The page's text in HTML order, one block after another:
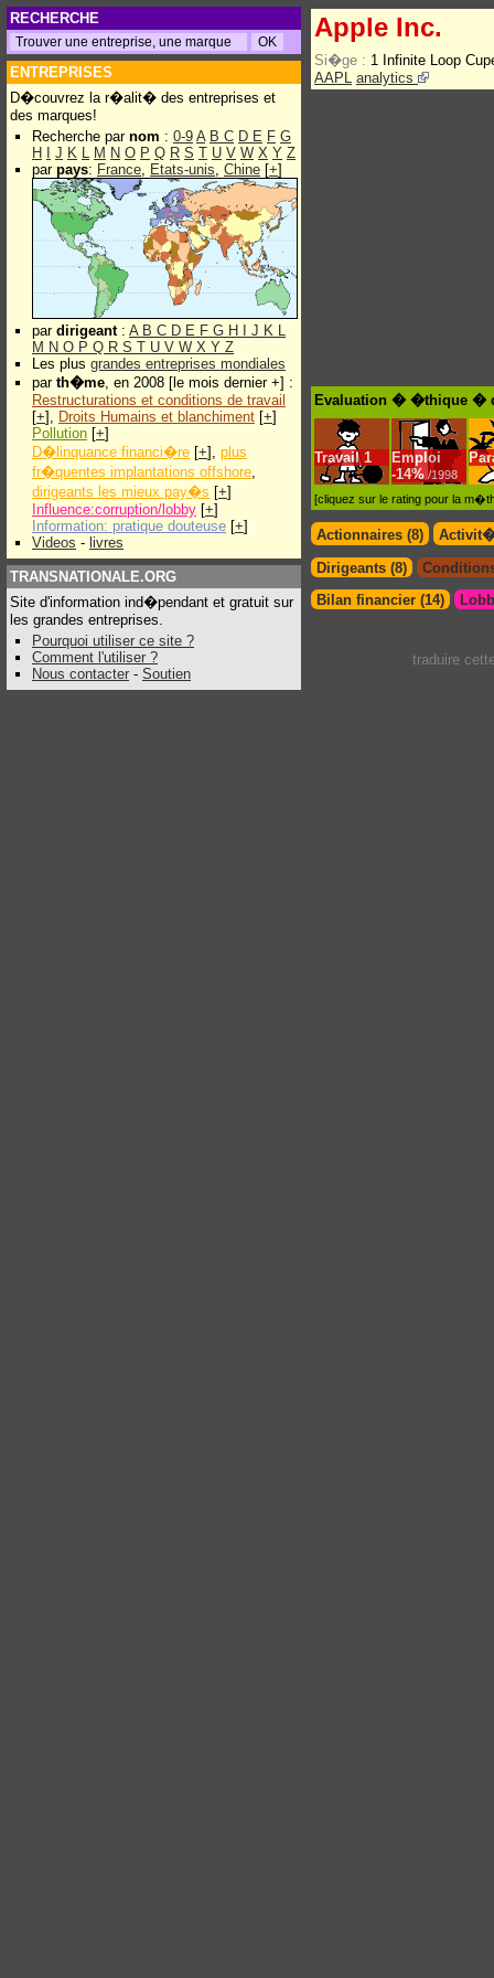
RECHERCHE
ENTREPRISES
D�couvrez la r�alit� des entreprises et
des marques!
Recherche par nom : 0-9 A B C D E F G
H
J K L M N O P Q R S T U V W X Y Z
par pays: France, Etats-unis, Chine [+]
par dirigeant: A B C D E F G H J K L
M N O P Q R S T U V W X Y Z
Les plus grandes entreprises mondiales
par th�me, en 2008 [le mois dernier +] :
Restructurations et conditions de travail
[+], Droits Humains et blanchiment [+]
Pollution [+]
D�linquance financi�re [+], plus
fr�quentes implantations offshore,
dirigeants les mieux pay�s [+]
Influence:corruption/lobby [+]
Information: pratique douteuse [+]
Videos - livres
TRANSNATIONALE.ORG
Site d'information ind�pendant et gratuit sur
les grandes entreprises.
Pourquoi utiliser ce site ?
Comment l'utiliser ?
Nous contacter - Soutien
Apple Inc.
Si�ge : 1 Infinite Loop
AAPL analytics
Evaluation � �thique �
Travail 1
Emploi
-14% /1998
[cliquez sur le rating pour la
Actionnaires (8)
Dirigeants (8)
Bilan financier (14)
traduire